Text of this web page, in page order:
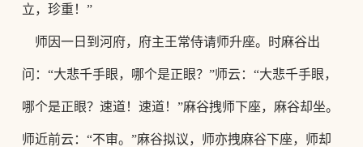
立， 珍重！ ”
师因一日到河府，府主王常侍请师升座。时麻谷出
问： “大悲千手眼，哪个是正眼？ ”师云：“大悲千手眼，
哪个是正眼？速道！速道！ ”麻谷拽师下座，麻谷却坐。
师近前云：“不审。”麻谷拟议，师亦拽麻谷下座，师却